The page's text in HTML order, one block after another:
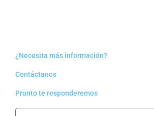
¿Necesita más información?
Contáctanos
Pronto te responderemos